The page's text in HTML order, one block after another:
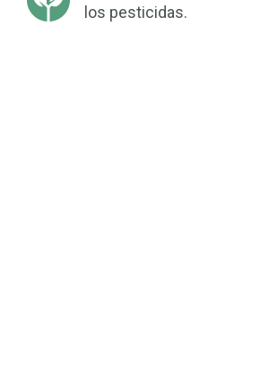
los pesticidas.